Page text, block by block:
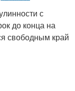
с
до конца на
свободным край